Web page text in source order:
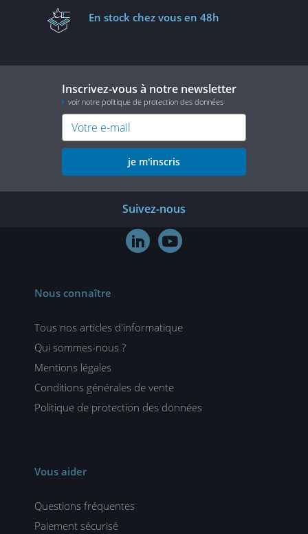
En stock chez vous en 48h
Inscrivez-vous à notre newsletter
voir notre politique de protection des données
je m'inscris
Suivez-nous
 
Nous connaître
Tous nos articles d'informatique
Qui sommes-nous ?
Mentions légales
Conditions générales de vente
Politique de protection des données
Vous aider
Questions fréquentes
Paiement sécurisé